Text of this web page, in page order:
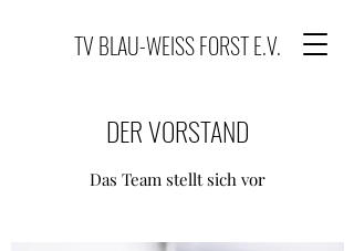
TV BLAU-WEISS FORST E.V.
DER VORSTAND
Das Team stellt sich vor